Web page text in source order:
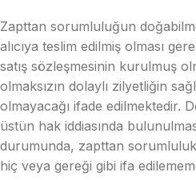
Zapttan sorumluluğun
alıcıya teslim edilmiş olması
satış sözleşmesinin kurulmuş
olmaksızın dolaylı zilyetliğin
olmayacağı ifade edilmektedir.
üstün hak iddiasında
durumunda, zapttan
hiç veya gereği gibi ifa